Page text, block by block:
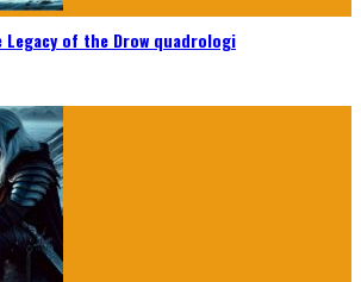
Legacy of the Drow quadrologi